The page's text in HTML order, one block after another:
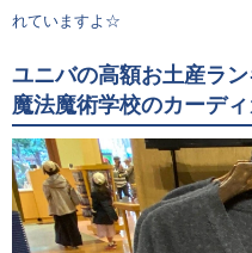
れていますよ☆
ユニバの高額お土産ラ
魔法魔術学校のカーディ